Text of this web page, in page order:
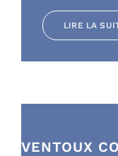
LIRE LA
VENTOUX